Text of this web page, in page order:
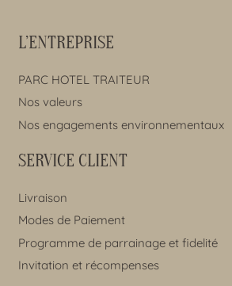
L’ENTREPRISE
PARC HOTEL TRAITEUR
Nos valeurs
Nos engagements environnementaux
SERVICE CLIENT
Livraison
Modes de Paiement
Programme de parrainage et fidelité
Invitation et récompenses